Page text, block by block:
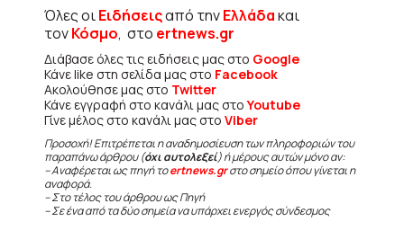
Όλες οιΕιδήσειςαπό τηνΕλλάδακαι
τονΚόσμο, στο ertnews.gr
Διάβασε όλες τις ειδήσεις μας στο Google
Κάνε like στη σελίδα μας στο Facebook
Ακολούθησε μας στο Twitter
Κάνε εγγραφή στο κανάλι μας στοYoutube
Γίνε μέλος στο κανάλι μας στο Viber
Προσοχή! Επιτρέπεται η αναδημοσίευση των πληροφοριών του
παραπάνω άρθρου (όχι αυτολεξεί) ή μέρους αυτών μόνο αν:
– Αναφέρεται ως πηγή τοertnews.grστο σημείο όπου γίνεται η
αναφορά.
– Στο τέλος του άρθρου ως Πηγή
– Σε ένα από τα δύο σημεία να υπάρχει ενεργός σύνδεσμος